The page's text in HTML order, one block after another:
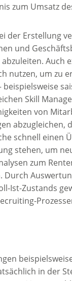
zum Umsatz
der Erstellung
und
Auch
nutzen, um zu
Skill
von
abzugleichen,
schnell einen
stehen, um
zum
Ist-Zustands
in der